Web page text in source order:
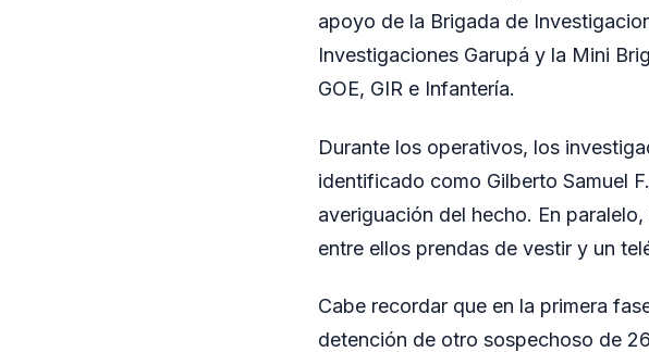
apoyo de la Brigada de
Investigaciones Garupá y la Mini
GOE, GIR e Infantería.
Durante los operativos, los
identificado como Gilberto Samuel
averiguación del hecho. En
entre ellos prendas de vestir y un
Cabe recordar que en la primera
detención de otro sospechoso de